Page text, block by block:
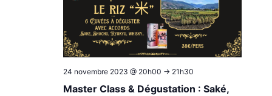
vues
24 novembre 2023 @ 20h00 -> 21h30
Master Class & Dégustation : Saké,